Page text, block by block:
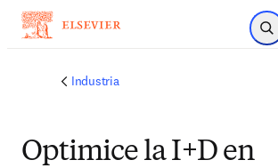
Saltar al
Industria
Optimice la I+D en